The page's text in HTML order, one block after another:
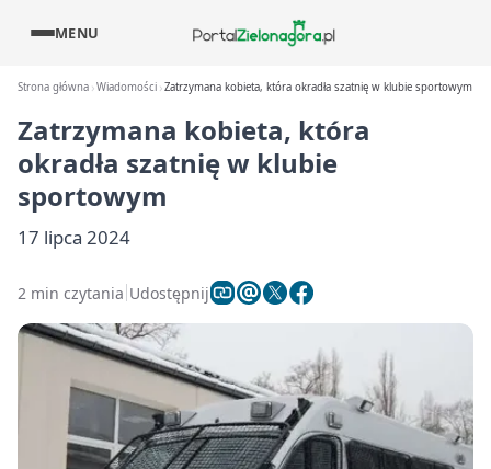
MENU
Strona główna Wiadomości Zatrzymana kobieta, która okradła szatnię w klubie sportowym
Zatrzymana kobieta, która
okradła szatnię w klubie
sportowym
17 lipca 2024
2 min czytania Udostępnij